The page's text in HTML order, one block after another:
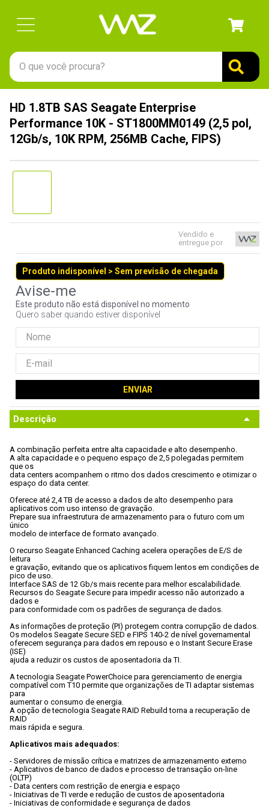
O que você procura?
HD 1.8TB SAS Seagate Enterprise
Performance 10K - ST1800MM0149 (2,5 pol,
12Gb/s, 10K RPM, 256MB Cache, FIPS)
Vendido e
entregue por
Produto indisponível > Sem previsão de chegada
Este produto não está disponível no momento
Quero saber quando estiver disponível
ENVIAR
Descrição
A combinação perfeita entre alta capacidade e alto desempenho.
A alta capacidade e o pequeno espaço de 2,5 polegadas permitem
que os
data centers acompanhem o ritmo dos dados crescimento e otimizar o
espaço do data center.
Oferece até 2,4 TB de acesso a dados de alto desempenho para
aplicativos com uso intenso de gravação.
Prepare sua infraestrutura de armazenamento para o futuro com um
único
modelo de interface de formato avançado.
O recurso Seagate Enhanced Caching acelera operações de E/S de
leitura
e gravação, evitando que os aplicativos fiquem lentos em condições de
pico de uso.
Interface SAS de 12 Gb/s mais recente para melhor escalabilidade.
Recursos do Seagate Secure para impedir acesso não autorizado a
dados e
para conformidade com os padrões de segurança de dados.
As informações de proteção (PI) protegem contra corrupção de dados.
Os modelos Seagate Secure SED e FIPS 140-2 de nível governamental
oferecem segurança para dados em repouso e o Instant Secure Erase
(ISE)
ajuda a reduzir os custos de aposentadoria da TI.
A tecnologia Seagate PowerChoice para gerenciamento de energia
compatível com T10 permite que organizações de TI adaptar sistemas
para
aumentar o consumo de energia.
A opção de tecnologia Seagate RAID Rebuild torna a recuperação de
RAID
mais rápida e segura.
Aplicativos mais adequados:
- Servidores de missão crítica e matrizes de armazenamento externo
- Aplicativos de banco de dados e processo de transação on-line
(OLTP)
- Data centers com restrição de energia e espaço
- Iniciativas de TI verde e redução de custos de aposentadoria
- Iniciativas de conformidade e segurança de dados
1º
gabinete
2º
keychron
8º
controle
9º
noctua
10º fractal